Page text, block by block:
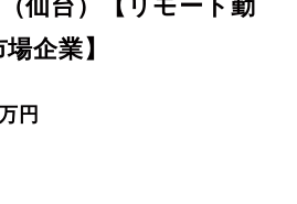
仙台）【リモート勤
企業】
円